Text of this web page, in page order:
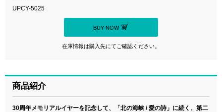
UPCY-5025
BUY NOW
在庫情報は購入先にてご確認ください。
商品紹介
30周年メモリアルイヤーを記念して、「北の海峡 / 愛の詩」に続く、第二